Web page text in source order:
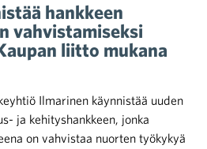
hankkeen
vahvistamiseksi
liitto mukana
Ilmarinen käynnistää uuden
ja kehityshankkeen, jonka
on vahvistaa nuorten työkykyä